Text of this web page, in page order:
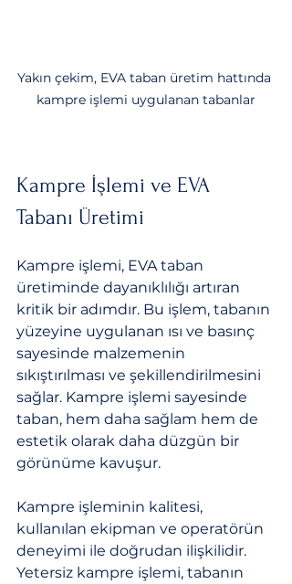
Yakın çekim, EVA taban üretim hattında
kampre işlemi uygulanan tabanlar
Kampre İşlemi ve EVA
Tabanı Üretimi
Kampre işlemi, EVA taban
üretiminde dayanıklılığı artıran
kritik bir adımdır. Bu işlem, tabanın
yüzeyine uygulanan ısı ve basınç
sayesinde malzemenin
sıkıştırılması ve şekillendirilmesini
sağlar. Kampre işlemi sayesinde
taban, hem daha sağlam hem de
estetik olarak daha düzgün bir
görünüme kavuşur.
Kampre işleminin kalitesi,
kullanılan ekipman ve operatörün
deneyimi ile doğrudan ilişkilidir.
Yetersiz kampre işlemi, tabanın